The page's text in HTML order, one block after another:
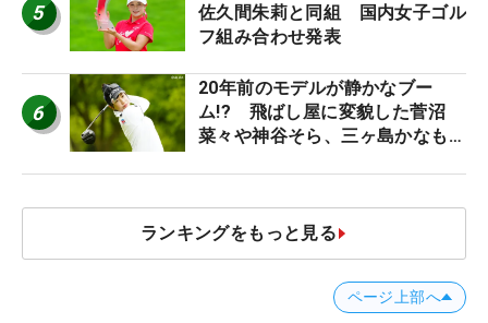
5
佐久間朱莉と同組 国内女子ゴル
フ組み合わせ発表
6
20年前のモデルが静かなブー
ム!? 飛ばし屋に変貌した菅沼
菜々や神谷そら、三ヶ島かなも使
ランキングをもっと見る
ページ上部へ